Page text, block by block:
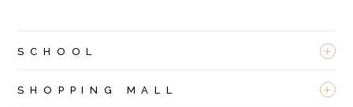
SCHOOL +
SHOPPING MALL +